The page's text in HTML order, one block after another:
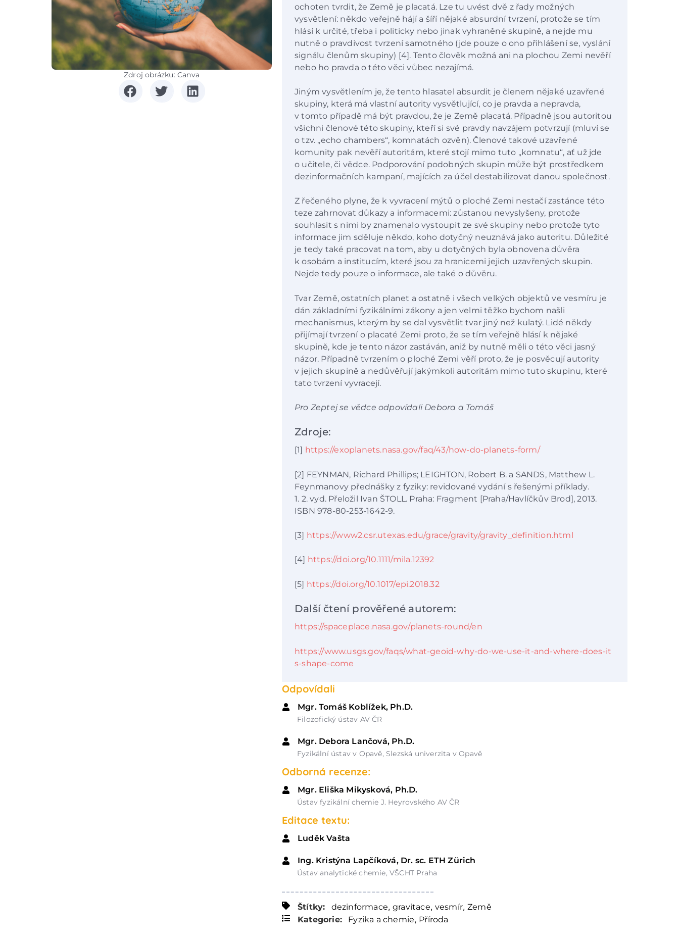
Zdroj obrázku: Canva
ochoten tvrdit, že Země je placatá. Lze tu uvést dvě z řady možných
vysvětlení: někdo veřejně hájí a šíří nějaké absurdní tvrzení, protože se tím
hlásí k určité, třeba i politicky nebo jinak vyhraněné skupině, a nejde mu
nutně o pravdivost tvrzení samotného (jde pouze o ono přihlášení se, vyslání
signálu členům skupiny) [4]. Tento člověk možná ani na plochou Zemi nevěří
nebo ho pravda o této věci vůbec nezajímá.
Jiným vysvětlením je, že tento hlasatel absurdit je členem nějaké uzavřené
skupiny, která má vlastní autority vysvětlující, co je pravda a nepravda,
v tomto případě má být pravdou, že je Země placatá. Případně jsou autoritou
všichni členové této skupiny, kteří si své pravdy navzájem potvrzují (mluví se
o tzv. „echo chambers“, komnatách ozvěn). Členové takové uzavřené
komunity pak nevěří autoritám, které stojí mimo tuto „komnatu“, ať už jde
o učitele, či vědce. Podporování podobných skupin může být prostředkem
dezinformačních kampaní, majících za účel destabilizovat danou společnost.
Z řečeného plyne, že k vyvracení mýtů o ploché Zemi nestačí zastánce této
teze zahrnovat důkazy a informacemi: zůstanou nevyslyšeny, protože
souhlasit s nimi by znamenalo vystoupit ze své skupiny nebo protože tyto
informace jim sděluje někdo, koho dotyčný neuznává jako autoritu. Důležité
je tedy také pracovat na tom, aby u dotyčných byla obnovena důvěra
k osobám a institucím, které jsou za hranicemi jejich uzavřených skupin.
Nejde tedy pouze o informace, ale také o důvěru.
Tvar Země, ostatních planet a ostatně i všech velkých objektů ve vesmíru je
dán základními fyzikálními zákony a jen velmi těžko bychom našli
mechanismus, kterým by se dal vysvětlit tvar jiný než kulatý. Lidé někdy
přijímají tvrzení o placaté Zemi proto, že se tím veřejně hlásí k nějaké
skupině, kde je tento názor zastáván, aniž by nutně měli o této věci jasný
názor. Případně tvrzením o ploché Zemi věří proto, že je posvěcují autority
v jejich skupině a nedůvěřují jakýmkoli autoritám mimo tuto skupinu, které
tato tvrzení vyvracejí.
Pro Zeptej se vědce odpovídali Debora a Tomáš
Zdroje:
[1] https://exoplanets.nasa.gov/faq/43/how-do-planets-form/
[2] FEYNMAN, Richard Phillips; LEIGHTON, Robert B. a SANDS, Matthew L.
Feynmanovy přednášky z fyziky: revidované vydání s řešenými příklady.
1. 2. vyd. Přeložil Ivan ŠTOLL. Praha: Fragment [Praha/Havlíčkův Brod], 2013.
ISBN 978-80-253-1642-9.
[3] https://www2.csr.utexas.edu/grace/gravity/gravity_definition.html
[4] https://doi.org/10.1111/mila.12392
[5] https://doi.org/10.1017/epi.2018.32
Další čtení prověřené autorem:
https://spaceplace.nasa.gov/planets-round/en
https://www.usgs.gov/faqs/what-geoid-why-do-we-use-it-and-where-does-it
s-shape-come
Odpovídali
Mgr. Tomáš Koblížek, Ph.D.
Filozofický ústav AV ČR
Mgr. Debora Lančová, Ph.D.
Fyzikální ústav v Opavě, Slezská univerzita v Opavě
Odborná recenze:
Mgr. Eliška Mikysková, Ph.D.
Ústav fyzikální chemie J. Heyrovského AV ČR
Editace textu:
Luděk Vašta
Ing. Kristýna Lapčíková, Dr. sc. ETH Zürich
Ústav analytické chemie, VŠCHT Praha
Štítky: dezinformace, gravitace, vesmír, Země
Kategorie:
Fyzika a chemie, Příroda